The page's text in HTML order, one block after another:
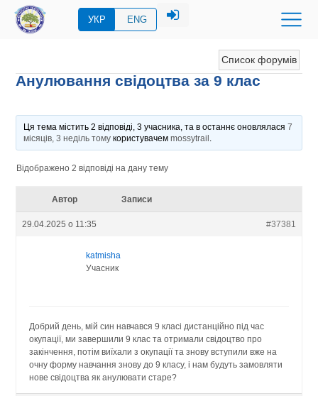
УКР ENG
Список форумів
Анулювання свідоцтва за 9 клас
Ця тема містить 2 відповіді, 3 учасника, та в останнє оновлялася 7
місяців, 3 неділь томукористувачем mossytrail
Відображено 2 відповіді на дану тему
Автор Записи
29.04.2025 о 11:35 #37381
katmisha
Учасник
Добрий день, мій син навчався 9 класі дистанційно під час
окупації, ми завершили 9 клас та отримали свідоцтво про
закінчення, потім виїхали з окупації та знову вступили вже на
очну форму навчання знову до 9 класу, і нам будуть замовляти
нове свідоцтва як анулювати старе?